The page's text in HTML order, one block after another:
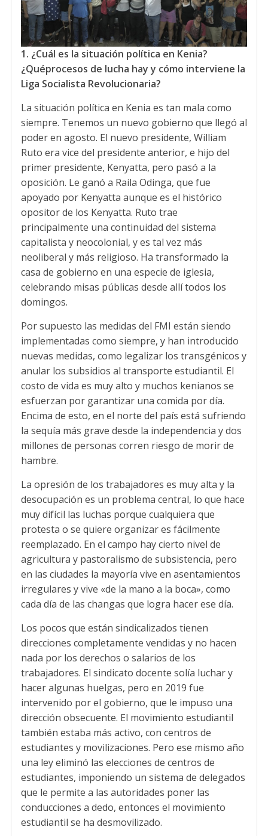
1. ¿Cuál es la situación política en Kenia?
¿Quéprocesos de lucha hay y cómo interviene la
Liga Socialista Revolucionaria?
La situación política en Kenia es tan mala como
siempre. Tenemos un nuevo gobierno que llegó al
poder en agosto. El nuevo presidente, William
Ruto era vice del presidente anterior, e hijo del
primer presidente, Kenyatta, pero pasó a la
oposición. Le ganó a Raila Odinga, que fue
apoyado por Kenyatta aunque es el histórico
opositor de los Kenyatta. Ruto trae
principalmente una continuidad del sistema
capitalista y neocolonial, y es tal vez más
neoliberal y más religioso. Ha transformado la
casa de gobierno en una especie de iglesia,
celebrando misas públicas desde allí todos los
domingos.
Por supuesto las medidas del FMI están siendo
implementadas como siempre, y han introducido
nuevas medidas, como legalizar los transgénicos y
anular los subsidios al transporte estudiantil. El
costo de vida es muy alto y muchos kenianos se
esfuerzan por garantizar una comida por día.
Encima de esto, en el norte del país está sufriendo
la sequía más grave desde la independencia y dos
millones de personas corren riesgo de morir de
hambre.
La opresión de los trabajadores es muy alta y la
desocupación es un problema central, lo que hace
muy difícil las luchas porque cualquiera que
protesta o se quiere organizar es fácilmente
reemplazado. En el campo hay cierto nivel de
agricultura y pastoralismo de subsistencia, pero
en las ciudades la mayoría vive en asentamientos
irregulares y vive «de la mano a la boca», como
cada día de las changas que logra hacer ese día.
Los pocos que están sindicalizados tienen
direcciones completamente vendidas y no hacen
nada por los derechos o salarios de los
trabajadores. El sindicato docente solía luchar y
hacer algunas huelgas, pero en 2019 fue
intervenido por el gobierno, que le impuso una
dirección obsecuente. El movimiento estudiantil
también estaba más activo, con centros de
estudiantes y movilizaciones. Pero ese mismo año
una ley eliminó las elecciones de centros de
estudiantes, imponiendo un sistema de delegados
que le permite a las autoridades poner las
conducciones a dedo, entonces el movimiento
estudiantil se ha desmovilizado.